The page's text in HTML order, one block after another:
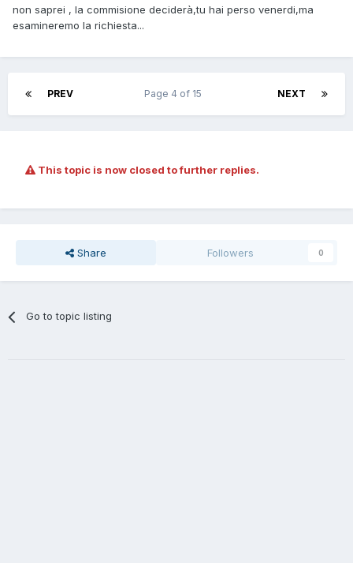
non saprei , la commisione deciderà,tu hai perso venerdi,ma
esamineremo la richiesta...
PREV NEXT
Page 4 of 15
This topic is now closed to further replies.
Share Followers 0
Go to topic listing